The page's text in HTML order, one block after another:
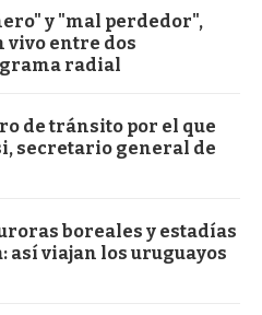
y "mal perdedor",
entre dos
radial
de tránsito por el que
secretario general de
boreales y estadías
así viajan los uruguayos